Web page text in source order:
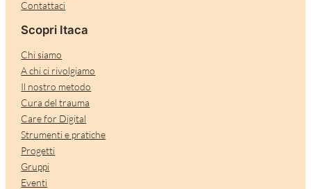
Contattaci
Scopri Itaca
Chi siamo
A chi ci rivolgiamo
Il nostro metodo
Cura del trauma
Care for Digital
Strumenti e pratiche
Progetti
Gruppi
Eventi